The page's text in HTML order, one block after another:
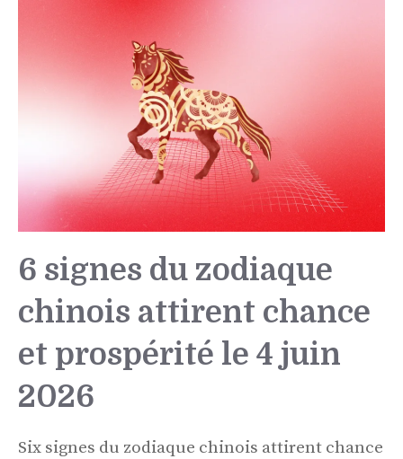
6 signes du zodiaque
chinois attirent chance
et prospérité le 4 juin
2026
Six signes du zodiaque chinois attirent chance